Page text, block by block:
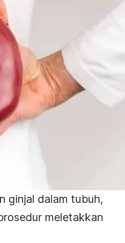
ginjal dalam tubuh,
meletakkan